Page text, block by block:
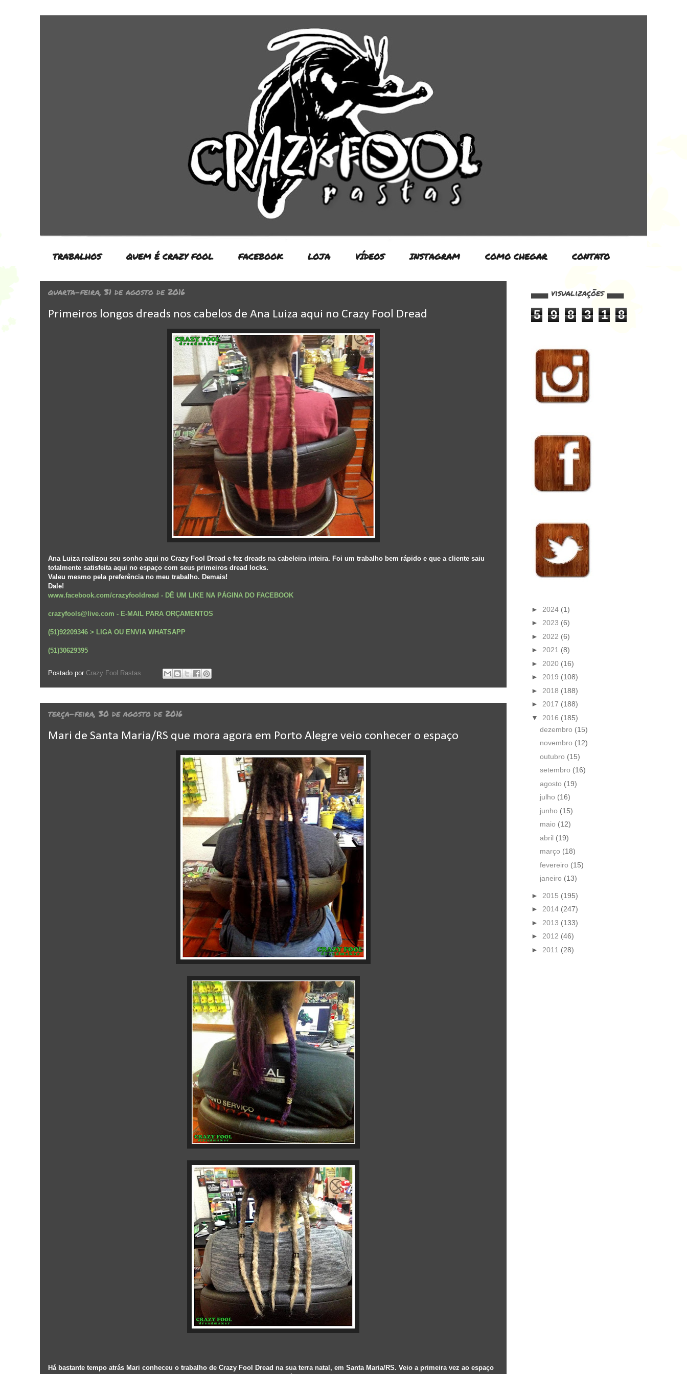
TRABALHOS QUEM É CRAZY FOOL FACEBOOK LOJA VÍDEOS INSTAGRAM COMO CHEGAR CONTATO
quarta-feira, 31 de agosto de 2016
Primeiros longos dreads nos cabelos de Ana Luiza aqui no Crazy Fool Dread
Ana Luiza realizou seu sonho aqui no Crazy Fool Dread e fez dreads na cabeleira inteira. Foi um trabalho bem rápido e que a cliente saiu
totalmente satisfeita aqui no espaço com seus primeiros dread locks.
Valeu mesmo pela preferência no meu trabalho. Demais!
Dale!
www.facebook.com/crazyfooldread - DÊ UM LIKE NA PÁGINA DO FACEBOOK
crazyfools@live.com - E-MAIL PARA ORÇAMENTOS
(51)92209346 > LIGA OU ENVIA WHATSAPP
(51)30629395
Postado por Crazy Fool Rastas
terça-feira, 30 de agosto de 2016
Mari de Santa Maria/RS que mora agora em Porto Alegre veio conhecer o espaço
Há bastante tempo atrás Mari conheceu o trabalho de Crazy Fool Dread na sua terra natal, em Santa Maria/RS. Veio a primeira vez ao espaço
▄▄▄ visualizações ▄▄▄
5 9 8 3 1 8
► 2024 (1)
► 2023 (6)
► 2022 (6)
► 2021 (8)
► 2020 (16)
► 2019 (108)
► 2018 (188)
► 2017 (188)
▼ 2016 (185)
dezembro (15)
novembro (12)
outubro (15)
setembro (16)
agosto (19)
julho (16)
junho (15)
maio (12)
abril (19)
março (18)
fevereiro (15)
janeiro (13)
► 2015 (195)
► 2014 (247)
► 2013 (133)
► 2012 (46)
► 2011 (28)